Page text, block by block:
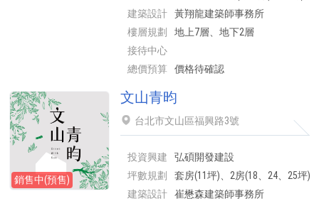
建築設計
黃翔龍建築師事務所
樓層規劃
地上7層、地下2層
接待中心
總價預算
價格待確認
銷售中(預售)
文山青昀
台北市文山區福興路3號
投資興建
弘碩開發建設
坪數規劃
套房(11坪)、2房(18、24、25坪)
建築設計
崔懋森建築師事務所